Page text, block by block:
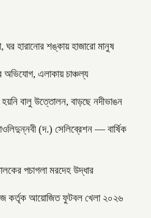
ঘর হারানোর শঙ্কায় হাজারো মানুষ
অভিযোগ, এলাকায় চাঞ্চল্য
বালু উত্তোলন, বাড়ছে নদীভাঙন
(দ.) সেলিব্রেশন — বার্ষিক
পচাগলা মরদেহ উদ্ধার
কর্তৃক আয়োজিত ফুটবল খেলা ২০২৬